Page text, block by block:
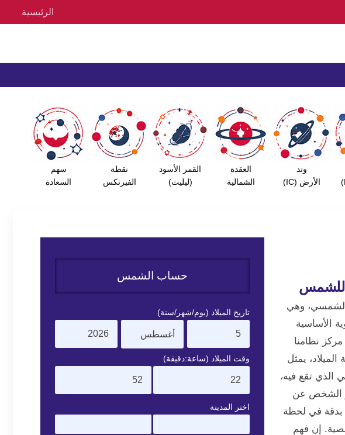
الرئيسية
وتد
الأرض (IC)
العقدة
الشمالية
القمر الأسود
(ليليث)
نقطة
الفيرتكس
سهم
السعادة
حساب الشمس
تاريخ الميلاد (يوم/شهر/سنة)
وقت الميلاد (ساعة:دقيقة)
اختر المدينة
للشمس
وهي
الأساسية
نظامنا
يمثل
الذي تقع فيه،
الشخص عن
بدقة في لحظة
إن فهم